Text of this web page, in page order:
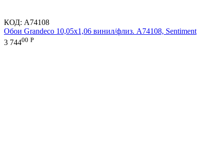
КОД: A74108
Обои Grandeco 10,05х1,06 винил/флиз. A74108, Sentiment
3 74400 Р